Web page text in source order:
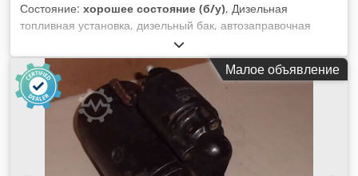
Состояние: хорошее состояние (б/у), Дизельная
топливная установка, дизельный бак, автозаправочная
станция, топливная система -Бак: от подъёмных платформ
компании GSL (German Standard Lift) -Универсальное
применение Credocgqdlopfx Aarsf -Для: дизель, печное
топливо, бензин -Объём: 25 литров -Количество: в наличии
1 бак -Цена: за штуку -Габариты: 290/445/В220 мм
-Собственный вес: 5,4 кг
Малое объявление